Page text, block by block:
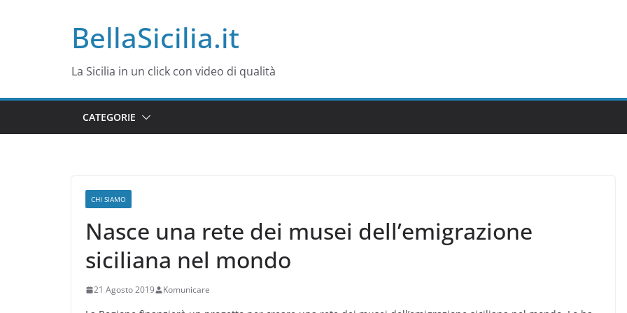
BellaSicilia.it
La Sicilia in un click con video di qualità
CATEGORIE
CHI SIAMO
Nasce una rete dei musei dell’emigrazione
siciliana nel mondo
21 Agosto 2019 Komunicare